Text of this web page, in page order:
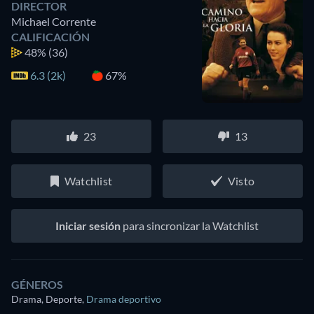
DIRECTOR
Michael Corrente
CALIFICACIÓN
48% (36)
6.3 (2k)
67%
23 13
Watchlist Visto
Iniciar sesión para sincronizar la Watchlist
GÉNEROS
Drama, Deporte, Drama deportivo